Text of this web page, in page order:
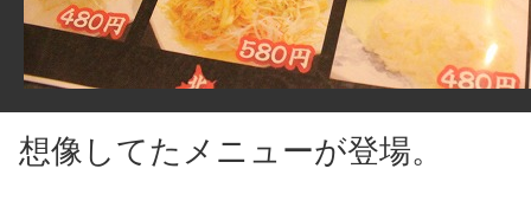
想像してたメニューが登場。